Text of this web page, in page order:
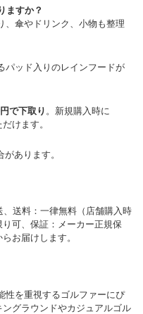
ますか？
、傘やドリンク、小物も整理
パッド入りのレインフードが
で下取り 。新規購入時に
けます。
あります。
送料：一律無料（店舗購入時
可、保証：メーカー正規保
お届けします。
性を重視するゴルファーにぴ
グラウンドやカジュアルゴル